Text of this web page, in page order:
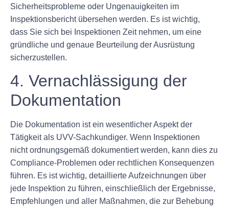
Sicherheitsprobleme oder Ungenauigkeiten im
Inspektionsbericht übersehen werden. Es ist wichtig,
dass Sie sich bei Inspektionen Zeit nehmen, um eine
gründliche und genaue Beurteilung der Ausrüstung
sicherzustellen.
4. Vernachlässigung der
Dokumentation
Die Dokumentation ist ein wesentlicher Aspekt der
Tätigkeit als UVV-Sachkundiger. Wenn Inspektionen
nicht ordnungsgemäß dokumentiert werden, kann dies zu
Compliance-Problemen oder rechtlichen Konsequenzen
führen. Es ist wichtig, detaillierte Aufzeichnungen über
jede Inspektion zu führen, einschließlich der Ergebnisse,
Empfehlungen und aller Maßnahmen, die zur Behebung